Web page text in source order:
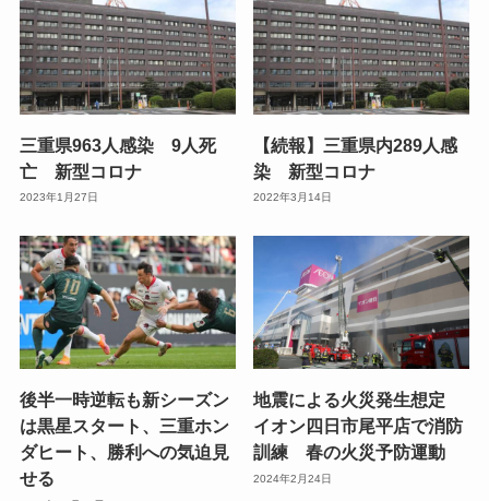
三重県963人感染 9人死
亡 新型コロナ
2023年1月27日
【続報】三重県内289人感
染 新型コロナ
2022年3月14日
後半一時逆転も新シーズン
は黒星スタート、三重ホン
ダヒート、勝利への気迫見
せる
地震による火災発生想定
イオン四日市尾平店で消防
訓練 春の火災予防運動
2024年2月24日